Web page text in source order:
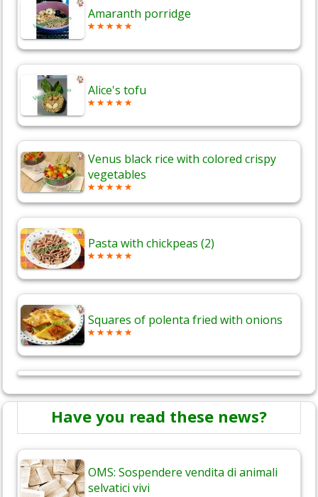
Amaranth porridge
Alice's tofu
Venus black rice with colored crispy
vegetables
Pasta with chickpeas (2)
Squares of polenta fried with onions
Have you read these news?
OMS: Sospendere vendita di animali
selvatici vivi